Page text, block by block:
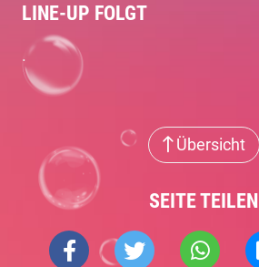
LINE-UP FOLGT
.
Übersicht
SEITE TEILEN